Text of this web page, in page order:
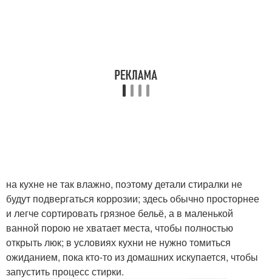
на кухне не так влажно, поэтому детали стиралки не
будут подвергаться коррозии; здесь обычно просторнее
и легче сортировать грязное бельё, а в маленькой
ванной порою не хватает места, чтобы полностью
открыть люк; в условиях кухни не нужно томиться
ожиданием, пока кто-то из домашних искупается, чтобы
запустить процесс стирки.